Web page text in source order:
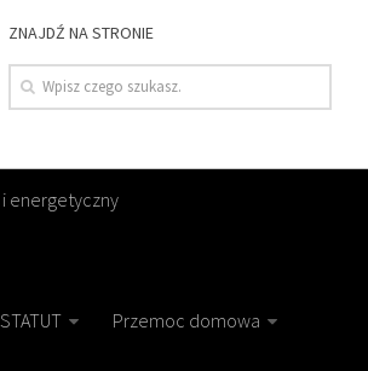
ZNAJDŹ NA STRONIE
energetyczny
STATUT Przemoc domowa